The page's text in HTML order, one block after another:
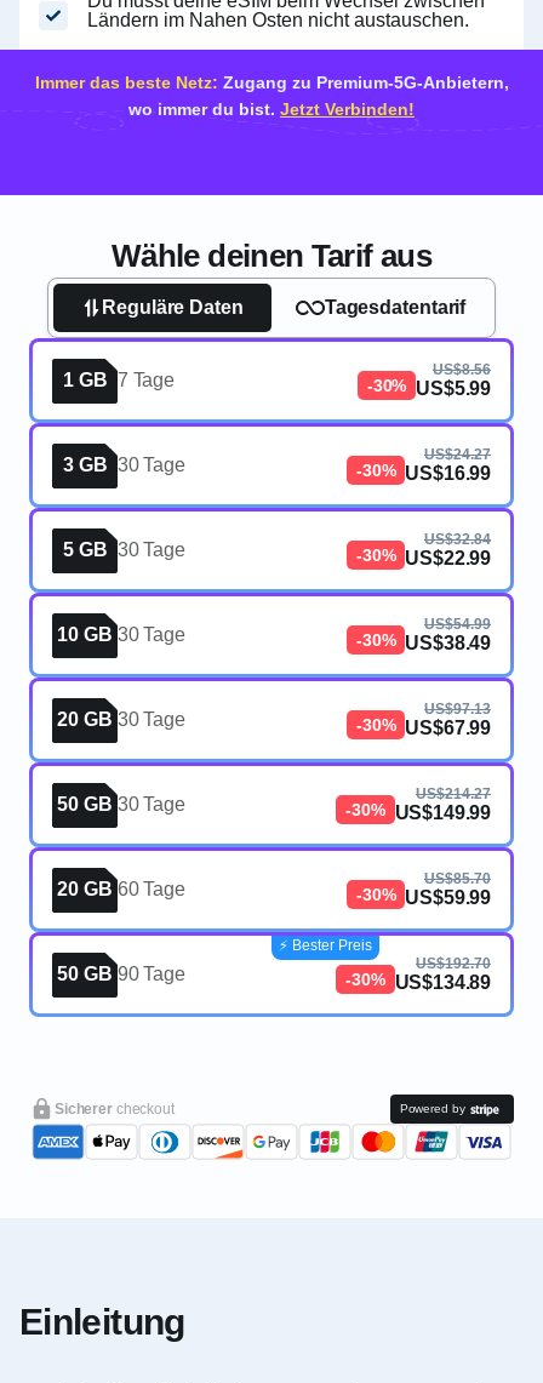
Ländern im Nahen Osten nicht austauschen.
Immer das beste Netz: Zugang zu Premium-5G-Anbietern,
wo immer du bist. Jetzt Verbinden!
Wähle deinen Tarif aus
Reguläre Daten Tagesdatentarif
1 GB 7 Tage -30%
US$8.56
US$5.99
3 GB 30 Tage -30%
US$24.27
US$16.99
5 GB 30 Tage -30%
US$32.84
US$22.99
10 GB 30 Tage -30%
US$54.99
US$38.49
20 GB 30 Tage -30%
US$97.13
US$67.99
50 GB 30 Tage -30%
US$214.27
US$149.99
20 GB 60 Tage -30%
US$85.70
US$59.99
50 GB 90 Tage -30%
US$192.70
US$134.89
⚡️ Bester Preis
Sicherer checkout Powered by
Einleitung